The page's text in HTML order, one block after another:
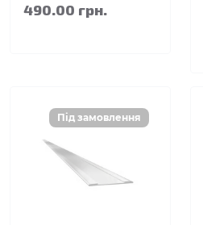
490.00 грн.